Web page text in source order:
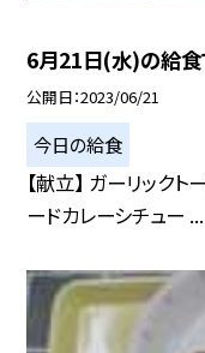
6月21日(水)の給食
公開日 2023/06/21
今日の給食
【献立】 ガーリック
ードカレーシチュー ...